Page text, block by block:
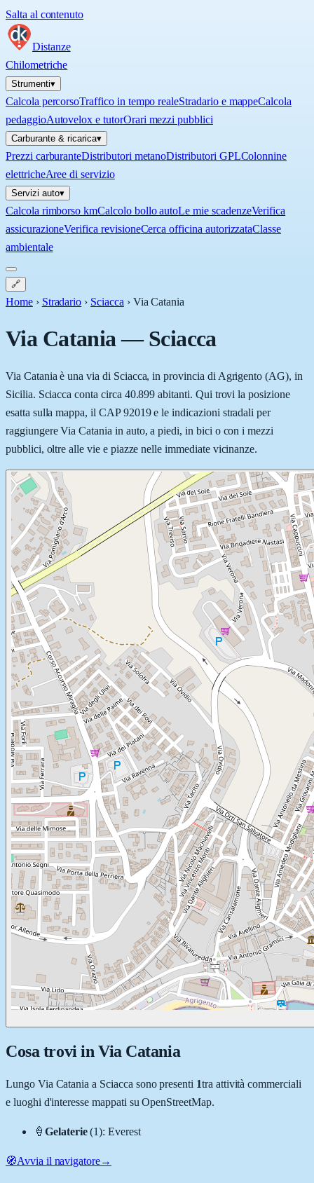
Salta al contenuto
Distanze
Chilometriche
Strumenti▾
Calcola percorsoTraffico in tempo realeStradario e mappeCalcola
pedaggioAutovelox e tutorOrari mezzi pubblici
Carburante & ricarica▾
Prezzi carburanteDistributori metanoDistributori GPLColonnine
elettricheAree di servizio
Servizi auto▾
Calcola rimborso kmCalcolo bollo autoLe mie scadenzeVerifica
assicurazioneVerifica revisioneCerca officina autorizzataClasse
ambientale
🔗
Home › Stradario › Sciacca › Via Catania
Via Catania—Sciacca
Via Catania è una via di Sciacca, in provincia di Agrigento (AG), in
Sicilia. Sciacca conta circa 40.899 abitanti. Qui trovi la posizione
esatta sulla mappa, il CAP 92019 e le indicazioni stradali per
raggiungere Via Catania in auto, a piedi, in bici o con i mezzi
pubblici, oltre alle vie e piazze nelle immediate vicinanze.
Cosa trovi in Via Catania
Lungo Via Catania a Sciacca sono presenti 1tra attività commerciali
e luoghi d'interesse mappati su OpenStreetMap.
🍦 Gelaterie (1):Everest
🧭Avvia il navigatore→